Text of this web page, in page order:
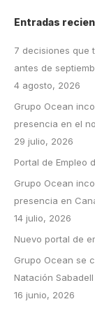
Entradas
7 decisiones que
antes de
4 agosto, 2026
Grupo Ocean
presencia en el
29 julio, 2026
Portal de Empleo
Grupo Ocean
presencia en
14 julio, 2026
Nuevo portal de
Grupo Ocean se
Natación
16 junio, 2026